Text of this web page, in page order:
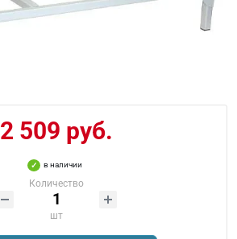
2 509 руб.
в наличии
Количество
шт